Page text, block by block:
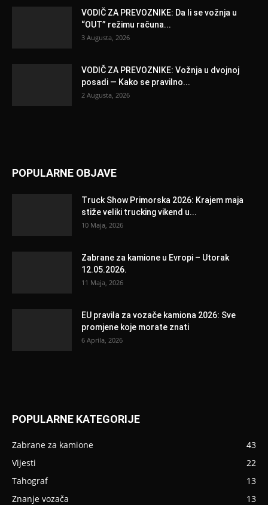
VODIČ ZA PREVOZNIKE: Da li se vožnja u
“OUT” režimu računa...
3 Augusta, 2026
VODIČ ZA PREVOZNIKE: Vožnja u dvojnoj
posadi — Kako se pravilno...
2 Augusta, 2026
POPULARNE OBJAVE
Truck Show Primorska 2026: Krajem maja
stiže veliki trucking vikend u...
10 Maja, 2026
Zabrane za kamione u Evropi – Utorak
12.05.2026.
11 Maja, 2026
EU pravila za vozače kamiona 2026: Sve
promjene koje morate znati
6 Aprila, 2026
POPULARNE KATEGORIJE
Zabrane za kamione
43
Vijesti
22
Tahograf
13
Znanje vozača
13